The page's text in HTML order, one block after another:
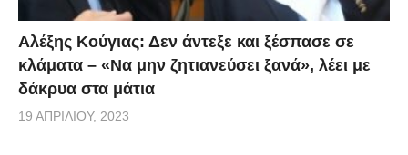
Αλέξης Κούγιας: Δεν άντεξε και ξέσπασε σε
κλάματα – «Να μην ζητιανεύσει ξανά», λέει με
δάκρυα στα μάτια
19 ΑΠΡΙΛΊΟΥ, 2023